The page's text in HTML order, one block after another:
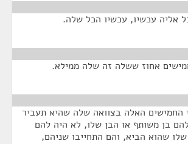
אליה עכשיו, עכשיו הכל שלה.
אחוז ששלה זה שלה ממילא.
החמישים האלה בצוואה שלה שהיא תעביר
בן משותף או הבן שלו, לא היה להם
שהוא הביא, והם התחייבו שניהם,